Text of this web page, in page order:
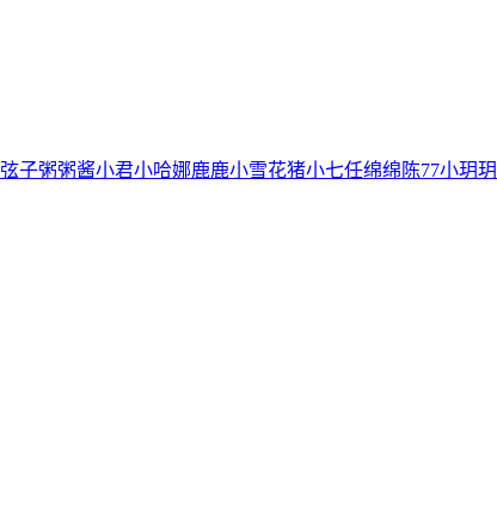
弦子粥粥酱小君小哈娜鹿鹿小雪花猪小七任绵绵 陈77小玥玥